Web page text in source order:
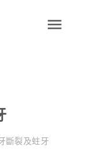
斷裂及蛀牙